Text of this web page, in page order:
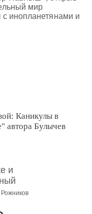
мир
с инопланетянами и
Каникулы в
автора Булычев
и